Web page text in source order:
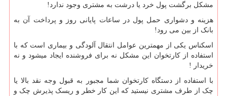
مشکل برگشت پول خرد یا درشت به مشتری وجود ندارد!
هزینه و دشواری حمل پول در ساعات پایانی روز و پرداخت آن به
بانک از بین می رود!
اسکناس یکی از مهمترین عوامل انتقال آلودگی و بیماری است که با
استفاده از کارتخوان این مشکل نه برای فروشنده ایجاد میشود و نه
خریدار !
با استفاده از دستگاه کارتخوان شما مجبور به قبول وجه نقد بالا یا
چک از طرف مشتری نیستید که این کار خطر و ریسک پذیرش چک و